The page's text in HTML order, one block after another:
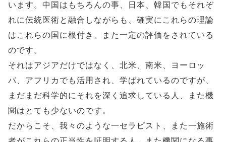
います。中国はもちろんの事、日本、韓国でもそれぞ
れに伝統医術と融合しながらも、確実にこれらの理論
はこれらの国に根付き、また一定の評価をされている
のです。
それはアジアだけではなく、北米、南米、ヨーロッ
パ、アフリカでも活用され、学ばれているのですが、
まだまだ科学的にそれを深く追求している人、また機
関はとても少ないのです。
だからこそ、我々のような一セラピスト、また一施術